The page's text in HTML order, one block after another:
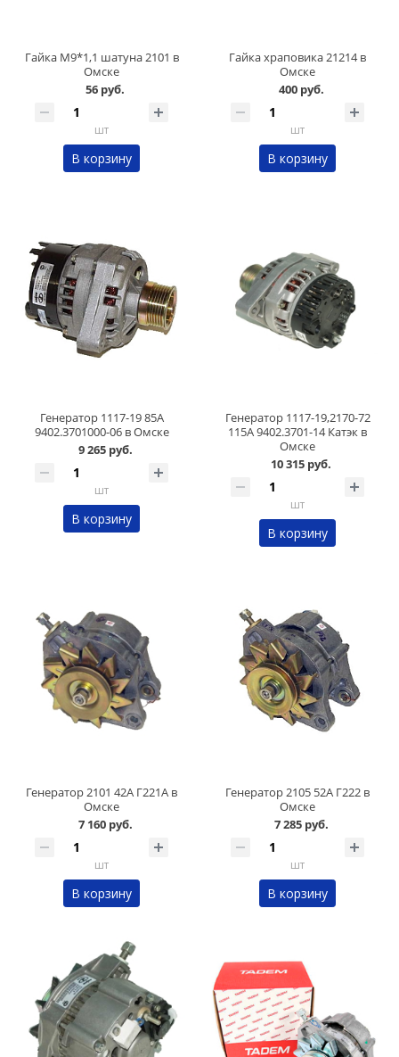
Гайка М9*1,1 шатуна 2101 в
Омске
56 руб.
шт
В корзину
Гайка храповика 21214 в
Омске
400 руб.
шт
В корзину
Генератор 1117-19 85А
9402.3701000-06 в Омске
9 265 руб.
шт
В корзину
Генератор 1117-19,2170-72
115А 9402.3701-14 Катэк в
Омске
10 315 руб.
шт
В корзину
Генератор 2101 42А Г221А в
Омске
7 160 руб.
шт
В корзину
Генератор 2105 52А Г222 в
Омске
7 285 руб.
шт
В корзину